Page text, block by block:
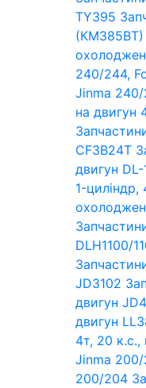
TY395
(КМ385ВТ)
240/244,
Jinma
на двигун
CF3B24T
двигун
1-циліндр,
DLH1100/
JD3102
двигун
двигун
4т, 20
Jinma 200/
200/204